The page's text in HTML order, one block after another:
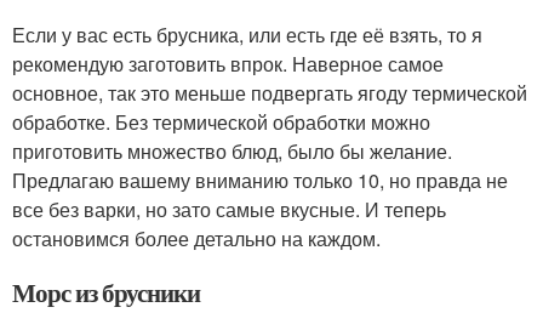
Если у вас есть брусника, или есть где её взять, то я
рекомендую заготовить впрок. Наверное самое
основное, так это меньше подвергать ягоду термической
обработке. Без термической обработки можно
приготовить множество блюд, было бы желание.
Предлагаю вашему вниманию только 10, но правда не
все без варки, но зато самые вкусные. И теперь
остановимся более детально на каждом.
Морс из брусники